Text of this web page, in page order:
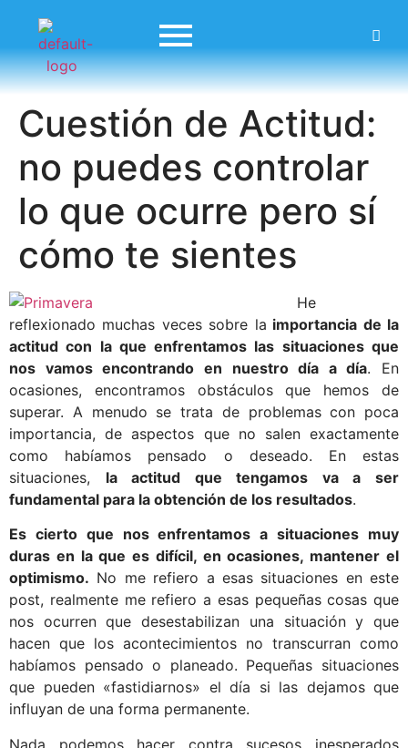
Cuestión de Actitud:
no puedes controlar
lo que ocurre pero sí
cómo te sientes
He
reflexionado muchas veces sobre la importancia de la
actitud con la que enfrentamos las situaciones que
nos vamos encontrando en nuestro día a día. En
ocasiones, encontramos obstáculos que hemos de
superar. A menudo se trata de problemas con poca
importancia, de aspectos que no salen exactamente
como habíamos pensado o deseado. En estas
situaciones, la actitud que tengamos va a ser
fundamental para la obtención de los resultados.
Es cierto que nos enfrentamos a situaciones muy
duras en la que es difícil, en ocasiones, mantener el
optimismo. No me refiero a esas situaciones en este
post, realmente me refiero a esas pequeñas cosas que
nos ocurren que desestabilizan una situación y que
hacen que los acontecimientos no transcurran como
habíamos pensado o planeado. Pequeñas situaciones
que pueden «fastidiarnos» el día si las dejamos que
influyan de una forma permanente.
Nada podemos hacer contra sucesos inesperados